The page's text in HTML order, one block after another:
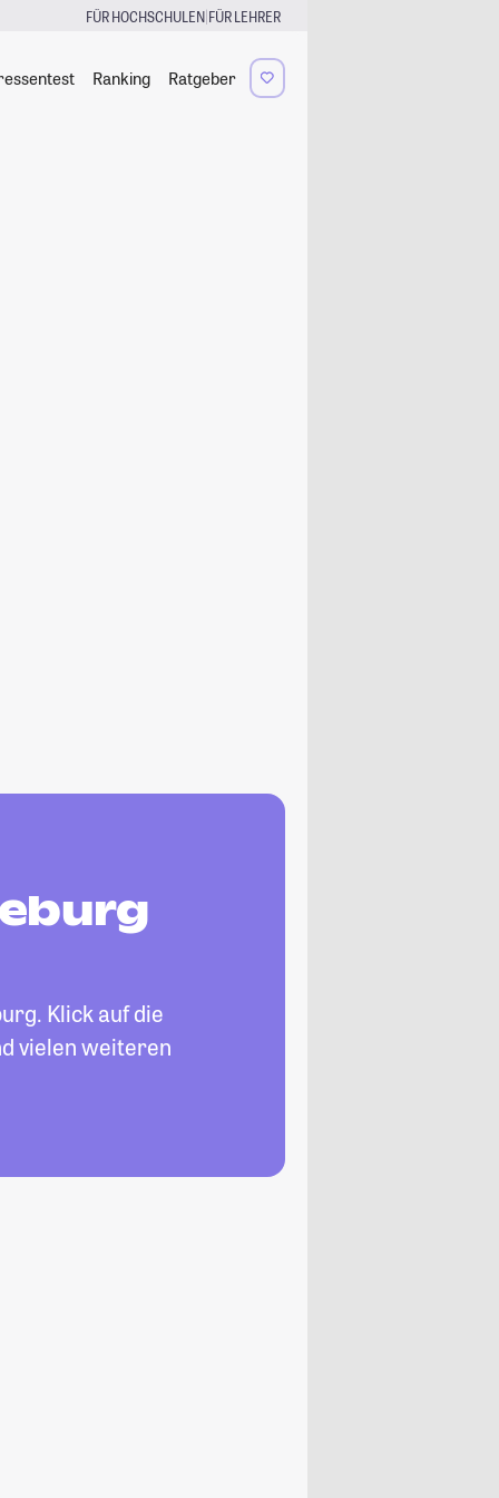
FÜR HOCHSCHULEN|FÜR LEHRER
Ranking Ratgeber
Klick auf die
vielen weiteren